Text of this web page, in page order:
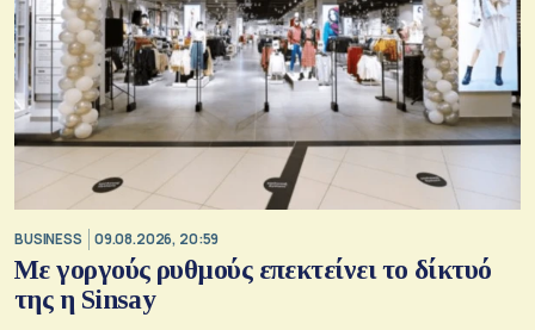
BUSINESS 09.08.2026, 20:59
Με γοργούς ρυθμούς επεκτείνει το δίκτυό
της η Sinsay